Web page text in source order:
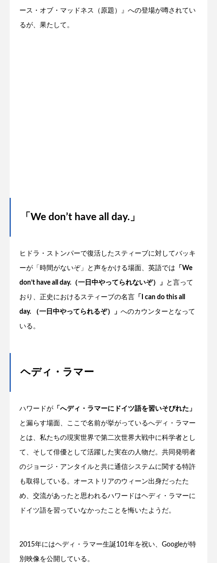
ース・オブ・マッドネス（原題）』への登場が噂されてい
るが、果たして。
「We don’t have all day.」
ヒドラ・ストンパーで復活したスティーブに対してバッキ
ーが「時間がないぞ」と声をかける場面、英語では 「We
don’t have all day.（一日中やってられないぞ）」 と言って
おり、正史におけるスティーブの名言 「I can do this all
day. （一日中やってられるぞ）」 へのカウンターとなって
いる。
ヘディ・ラマー
ハワードが 「へディ・ラマーにドイツ語を習いそびれた」
と漏らす場面、ここで名前が挙がっているへディ・ラマー
とは、私たちの現実世界で第二次世界大戦中に科学者とし
て、そして俳優として活躍した実在の人物だ。共同発明者
のジョージ・アンタイルと共に通信システムに関する特許
も取得している。オーストリアのウィーン出身だったた
め、交流があったと思われるハワードはヘディ・ラマーに
ドイツ語を習っていなかったことを悔いたようだ。
2015年にはヘディ・ラマー生誕101年を祝い、Googleが特
別映像を公開している。